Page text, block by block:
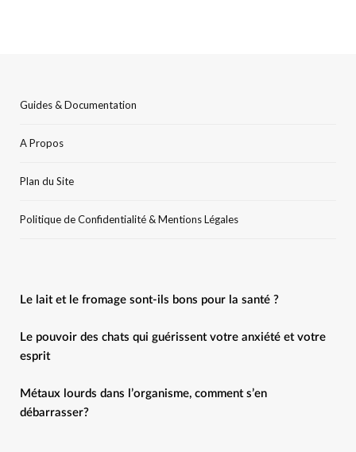
Guides & Documentation
A Propos
Plan du Site
Politique de Confidentialité & Mentions Légales
Le lait et le fromage sont-ils bons pour la santé ?
Le pouvoir des chats qui guérissent votre anxiété et votre
esprit
Métaux lourds dans l’organisme, comment s’en
débarrasser?